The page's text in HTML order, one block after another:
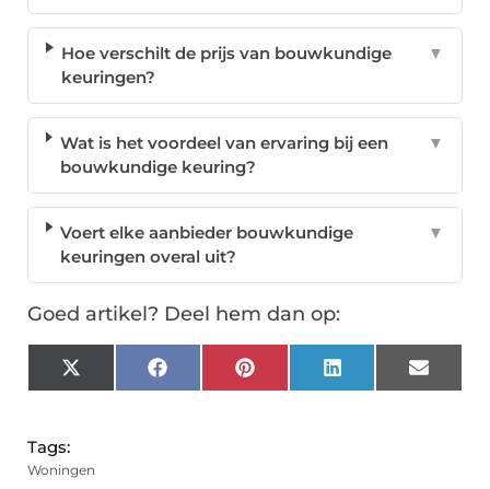
Hoe verschilt de prijs van bouwkundige
keuringen?
▼
Wat is het voordeel van ervaring bij een
bouwkundige keuring?
▼
Voert elke aanbieder bouwkundige
keuringen overal uit?
▼
Goed artikel? Deel hem dan op:
X
(Twitter)
FacebookPinterest LinkedIn Email
Tags:
Woningen